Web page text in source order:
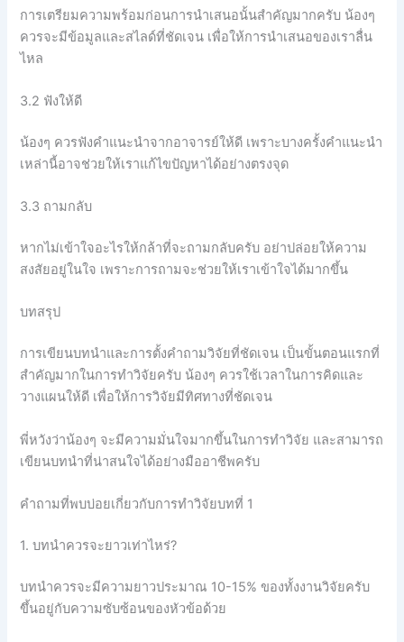
การเตรียมความพร้อมก่อนการนำเสนอนั้นสำคัญมากครับ น้องๆ
ควรจะมีข้อมูลและสไลด์ที่ชัดเจน เพื่อให้การนำเสนอของเราลื่น
ไหล
3.2 ฟังให้ดี
น้องๆ ควรฟังคำแนะนำจากอาจารย์ให้ดี เพราะบางครั้งคำแนะนำ
เหล่านี้อาจช่วยให้เราแก้ไขปัญหาได้อย่างตรงจุด
3.3 ถามกลับ
หากไม่เข้าใจอะไรให้กล้าที่จะถามกลับครับ อย่าปล่อยให้ความ
สงสัยอยู่ในใจ เพราะการถามจะช่วยให้เราเข้าใจได้มากขึ้น
บทสรุป
การเขียนบทนำและการตั้งคำถามวิจัยที่ชัดเจน เป็นขั้นตอนแรกที่
สำคัญมากในการทำวิจัยครับ น้องๆ ควรใช้เวลาในการคิดและ
วางแผนให้ดี เพื่อให้การวิจัยมีทิศทางที่ชัดเจน
พี่หวังว่าน้องๆ จะมีความมั่นใจมากขึ้นในการทำวิจัย และสามารถ
เขียนบทนำที่น่าสนใจได้อย่างมืออาชีพครับ
คำถามที่พบบ่อยเกี่ยวกับการทำวิจัยบทที่ 1
1. บทนำควรจะยาวเท่าไหร่?
บทนำควรจะมีความยาวประมาณ 10-15% ของทั้งงานวิจัยครับ
ขึ้นอยู่กับความซับซ้อนของหัวข้อด้วย